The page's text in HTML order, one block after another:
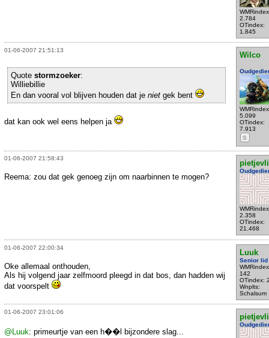
2.784
OTindex:
1.845
01-06-2007 21:51:13
Wilco
5.099
OTindex:
7.913
S
Quote stormzoeker:
Williebillie
En dan vooral vol blijven houden dat je niet gek bent
dat kan ook wel eens helpen ja
01-06-2007 21:58:43
2.358
OTindex:
21.468
Reema: zou dat gek genoeg zijn om naarbinnen te mogen?
01-06-2007 22:00:34
Luuk
Senior lid
142
OTindex:
Wnplts:
Schalsum
Oke allemaal onthouden,
Als hij volgend jaar zelfmoord pleegd in dat bos, dan hadden wij
dat voorspelt
01-06-2007 23:01:06
@Luuk: primeurtje van een h��l bijzondere slag...